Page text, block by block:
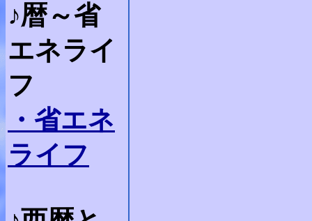
♪暦～省
エネライ
フ
・省エネ
ライフ